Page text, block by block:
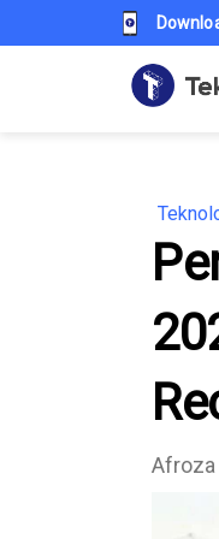
Afroza